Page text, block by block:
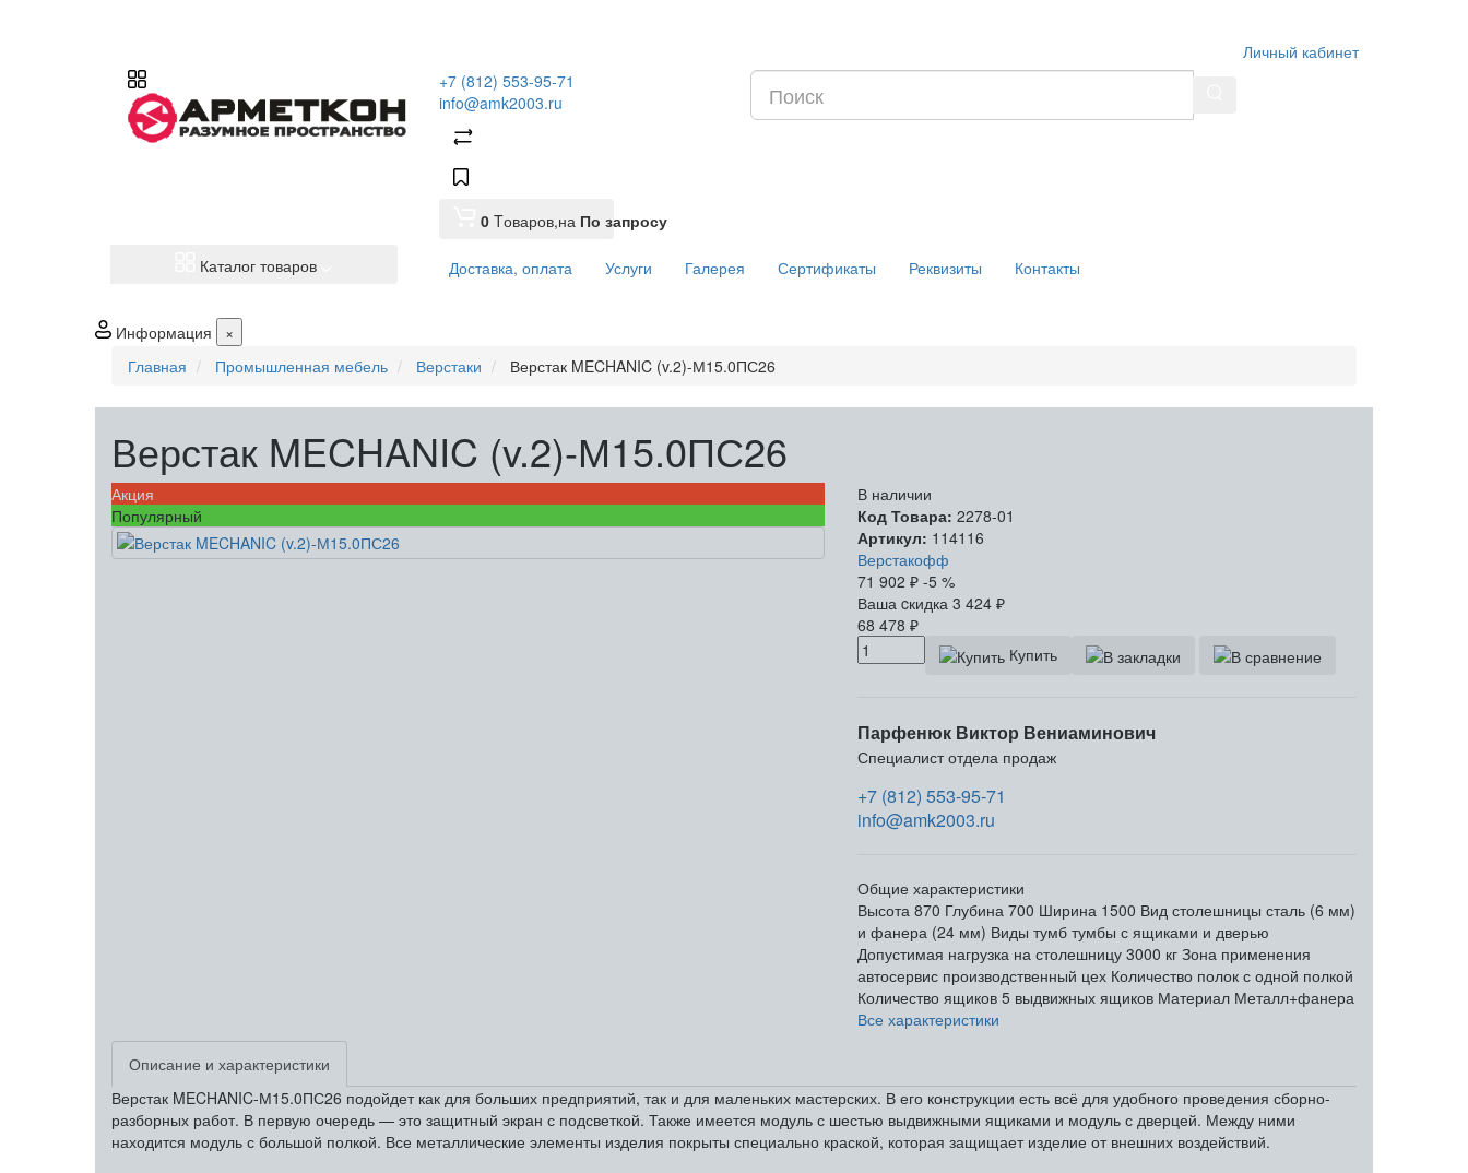
Личный кабинет
+7 (812) 553-95-71
info@amk2003.ru
0 Tоваров,на По запросу
Каталог товаров Доставка, оплата Услуги Галерея Сертификаты Реквизиты Контакты
Информация
×
Главная
Промышленная мебель Верстаки Верстак MECHANIC (v.2)-М15.0ПС26
Верстак MECHANIC (v.2)-М15.0ПС26
Акция
Популярный
В наличии
Код Товара: 2278-01
Артикул: 114116
Верстакофф
71 902 ₽ -5 %
Ваша cкидка 3 424₽
68 478 ₽
Купить
Парфенюк Виктор Вениаминович
Специалист отдела продаж
+7 (812) 553-95-71
info@amk2003.ru
Общие характеристики
Высота 870 Глубина 700 Ширина 1500 Вид столешницы сталь (6 мм)
и фанера (24 мм) Виды тумб тумбы с ящиками и дверью
Допустимая нагрузка на столешницу 3000 кг Зона применения
автосервис производственный цех Количество полок с одной полкой
Количество ящиков 5 выдвижных ящиков Материал Металл+фанера
Все характеристики
Описание и характеристики
Верстак MECHANIC-М15.0ПС26 подойдет как для больших предприятий, так и для маленьких мастерских. В его конструкции есть всё для удобного проведения сборно-
разборных работ. В первую очередь — это защитный экран с подсветкой. Также имеется модуль с шестью выдвижными ящиками и модуль с дверцей. Между ними
находится модуль с большой полкой. Все металлические элементы изделия покрыты специально краской, которая защищает изделие от внешних воздействий.